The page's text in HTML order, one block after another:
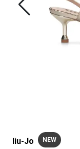
liu-Jo NEW